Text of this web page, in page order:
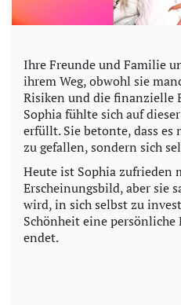
Ihre Freunde und Familie
ihrem Weg, obwohl sie
Risiken und die finanzielle
Sophia fühlte sich auf
erfüllt. Sie betonte, dass es
zu gefallen, sondern sich
Heute ist Sophia zufrieden
Erscheinungsbild, aber sie
wird, in sich selbst zu
Schönheit eine
endet.